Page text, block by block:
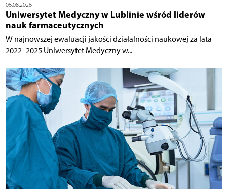
06.08.2026
Uniwersytet Medyczny w Lublinie wśród liderów
nauk farmaceutycznych
W najnowszej ewaluacji jakości działalności naukowej za lata
2022–2025 Uniwersytet Medyczny w...